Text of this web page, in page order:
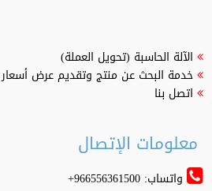
الآلة الحاسبة (تحويل العملة)
خدمة البحث عن منتج وتقديم عرض أسعار
اتصل بنا
معلومات الإتصال
واتساب: 966556361500+